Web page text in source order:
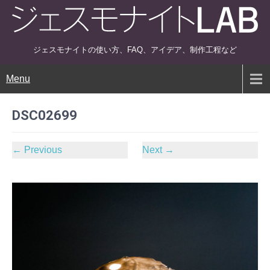
ジェスモナイトの使い方、FAQ、アイデア、制作工程など
Menu
DSC02699
← Previous Next →